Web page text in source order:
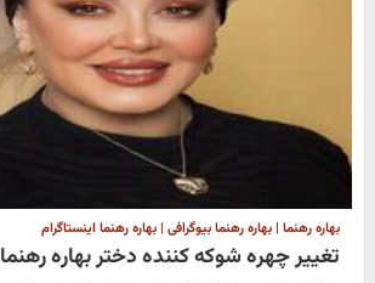
بهاره رهنما | بهاره رهنما بیوگرافی | بهاره رهنما اینستاگرام
تغییر چهره شوکه کننده دختر بهاره رهنما